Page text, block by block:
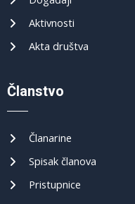
Aktivnosti
Akta društva
Članstvo
Članarine
Spisak članova
Pristupnice